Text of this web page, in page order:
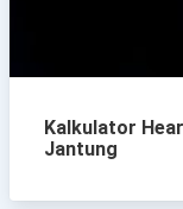
Kalkulator
Jantung